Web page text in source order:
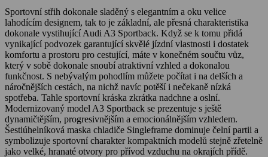
Sportovní střih dokonale sladěný s elegantním a oku velice
lahodícím designem, tak to je základní, ale přesná charakteristika
dokonale vystihující Audi A3 Sportback. Když se k tomu přidá
vynikající podvozek garantující skvělé jízdní vlastnosti i dostatek
komfortu a prostoru pro cestující, máte v konečném součtu vůz,
který v sobě dokonale snoubí atraktivní vzhled a dokonalou
funkčnost. S nebývalým pohodlím můžete počítat i na delších a
náročnějších cestách, na nichž navíc potěší i nečekaně nízká
spotřeba. Tahle sportovní kráska zkrátka nadchne a oslní.
Modernizovaný model A3 Sportback se prezentuje s ještě
dynamičtějším, progresivnějším a emocionálnějším vzhledem.
Šestiúhelníková maska chladiče Singleframe dominuje čelní partii a
symbolizuje sportovní charakter kompaktních modelů stejně zřetelně
jako velké, hranaté otvory pro přívod vzduchu na okrajích přídě.